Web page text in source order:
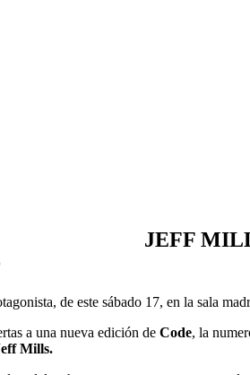
JEFF
de este sábado 17, en la sala
a una nueva edición de Code, la
Mills.